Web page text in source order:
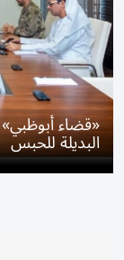
«قضاء
البديلة للحبس